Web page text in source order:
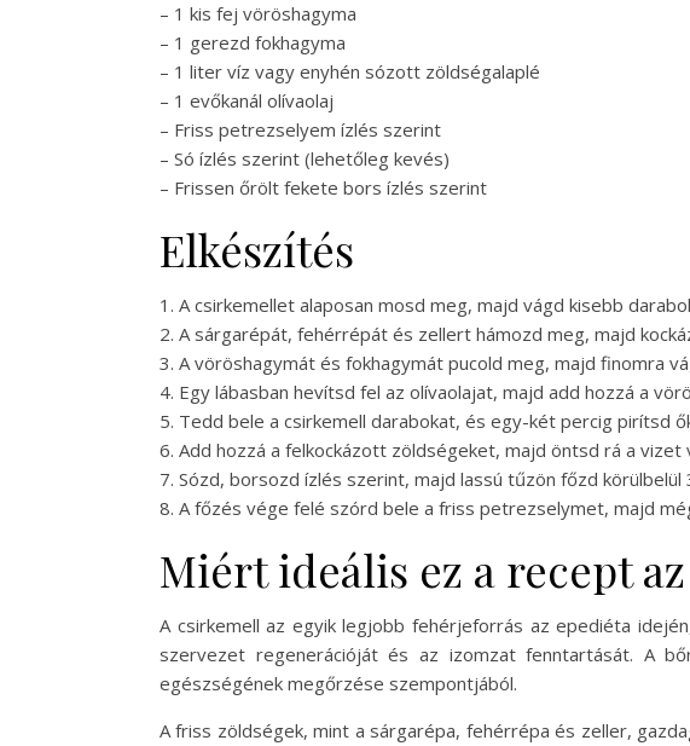
– 1 kis fej vöröshagyma
– 1 gerezd fokhagyma
– 1 liter víz vagy enyhén sózott zöldségalaplé
– 1 evőkanál olívaolaj
– Friss petrezselyem ízlés szerint
– Só ízlés szerint (lehetőleg kevés)
– Frissen őrölt fekete bors ízlés szerint
Elkészítés
1. A csirkemellet alaposan mosd meg, majd vágd kisebb
2. A sárgarépát, fehérrépát és zellert hámozd meg, majd
3. A vöröshagymát és fokhagymát pucold meg, majd finomra
4. Egy lábasban hevítsd fel az olívaolajat, majd add hozzá a
5. Tedd bele a csirkemell darabokat, és egy-két percig pirítsd
6. Add hozzá a felkockázott zöldségeket, majd öntsd rá a vizet
7. Sózd, borsozd ízlés szerint, majd lassú tűzön főzd
8. A főzés vége felé szórd bele a friss petrezselymet, majd
Miért ideális ez a recept
A csirkemell az egyik legjobb fehérjeforrás az epediéta
szervezet regenerációját és az izomzat fenntartását. A
egészségének megőrzése szempontjából.
A friss zöldségek, mint a sárgarépa, fehérrépa és zeller,